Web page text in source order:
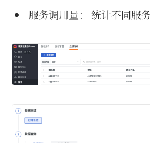
服务调用量： 统计不同服